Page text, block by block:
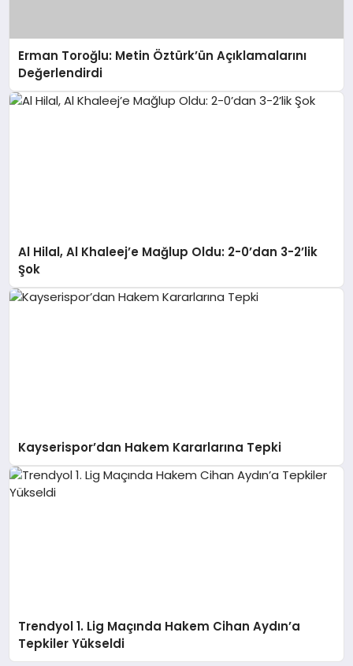
Erman Toroğlu: Metin Öztürk’ün Açıklamalarını
Değerlendirdi
Al Hilal, Al Khaleej’e Mağlup Oldu: 2-0’dan 3-2’lik
Şok
Kayserispor’dan Hakem Kararlarına Tepki
Trendyol 1. Lig Maçında Hakem Cihan Aydın’a
Tepkiler Yükseldi